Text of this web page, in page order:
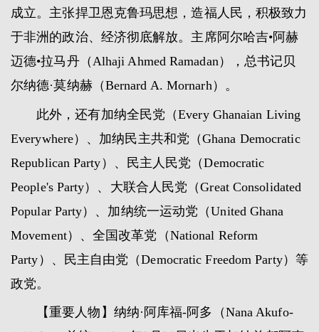
成立。主张捍卫恩克鲁玛思想，造福人民，积极致力
于非洲的政治、经济彻底解放。主席阿尔哈吉•阿赫
迈德•拉马丹（Alhaji Ahmed Ramadan），总书记贝
尔纳德·莫纳赫（Bernard A. Mornarh）。
此外，还有加纳全民党（Every Ghanaian Living
Everywhere）、加纳民主共和党（Ghana Democratic
Republican Party）、民主人民党（Democratic
People's Party）、大联合人民党（Great Consolidated
Popular Party）、加纳统一运动党（United Ghana
Movement）、全国改革党（National Reform
Party）、民主自由党（Democratic Freedom Party）等
政党。
【重要人物】纳纳·阿库福-阿多（Nana Akufo-